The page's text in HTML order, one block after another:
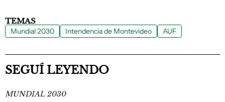
TEMAS
Mundial 2030 Intendencia de Montevideo AUF
SEGUÍ LEYENDO
MUNDIAL 2030